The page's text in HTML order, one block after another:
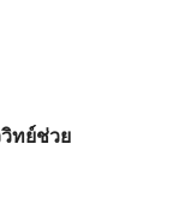
ทย์ช่วย